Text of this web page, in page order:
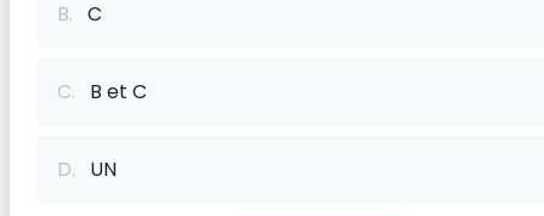
B. C
C. B et C
D. UN